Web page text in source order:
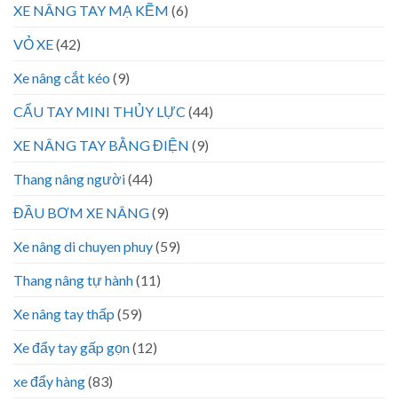
XE NÂNG TAY MẠ KẼM (6)
VỎ XE(42)
Xe nâng cắt kéo (9)
CẨU TAY MINI THỦY LỰC (44)
XE NÂNG TAY BẰNG ĐIỆN (9)
Thang nâng người(44)
ĐẦU BƠM XE NÂNG(9)
Xe nâng di chuyen phuy(59)
Thang nâng tự hành(11)
Xe nâng tay thấp (59)
Xe đẩy tay gấp gọn(12)
xe đẩy hàng(83)